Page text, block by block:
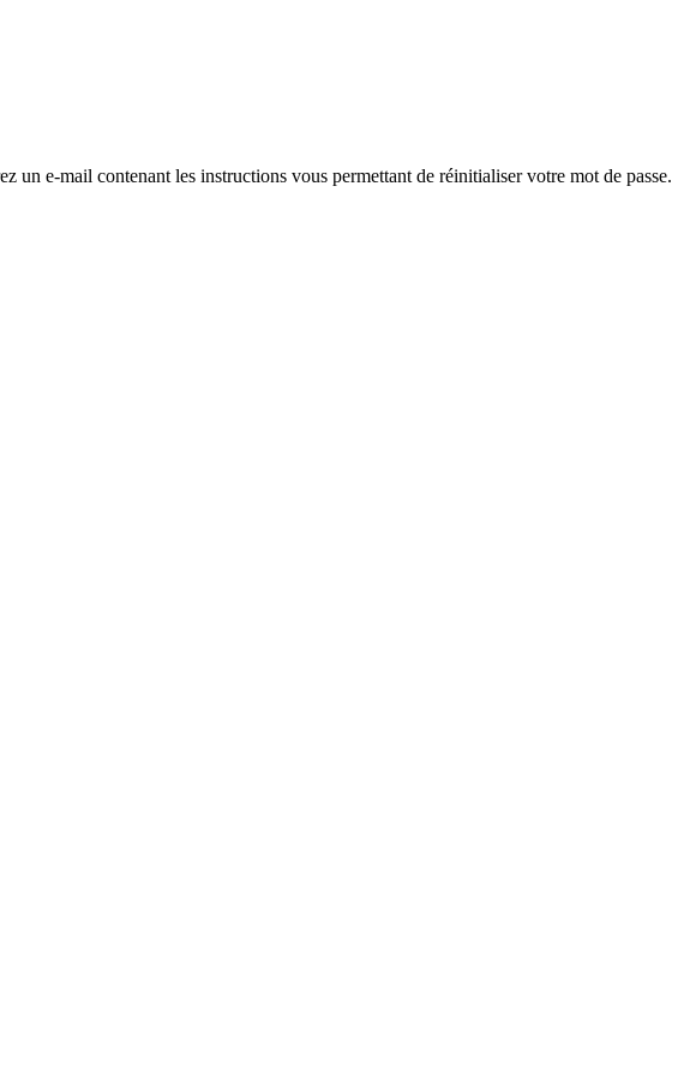
un e-mail contenant les instructions vous permettant de réinitialiser votre mot de passe.